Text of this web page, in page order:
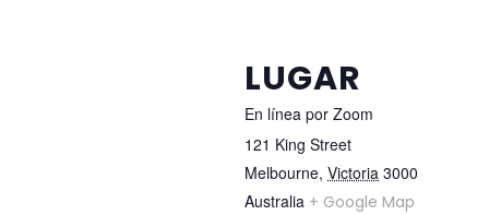
LUGAR
En línea por Zoom
121 King Street
Melbourne, Victoria 3000
Australia + Google Map